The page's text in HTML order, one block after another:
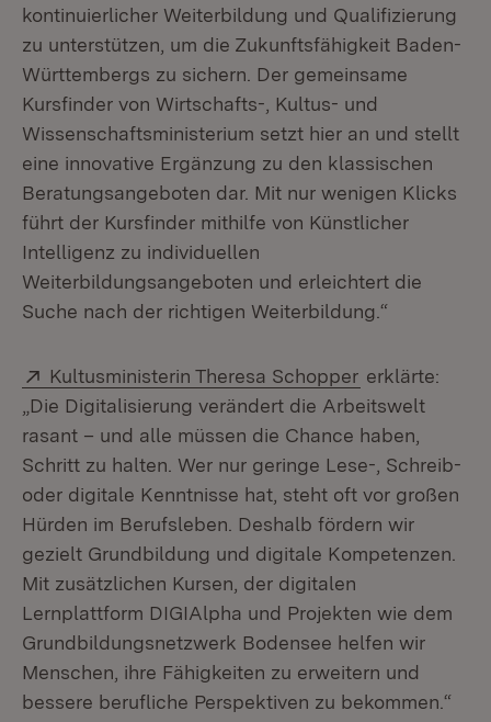
kontinuierlicher Weiterbildung und Qualifizierung
zu unterstützen, um die Zukunftsfähigkeit Baden-
Württembergs zu sichern. Der gemeinsame
Kursfinder von Wirtschafts-, Kultus- und
Wissenschaftsministerium setzt hier an und stellt
eine innovative Ergänzung zu den klassischen
Beratungsangeboten dar. Mit nur wenigen Klicks
führt der Kursfinder mithilfe von Künstlicher
Intelligenz zu individuellen
Weiterbildungsangeboten und erleichtert die
Suche nach der richtigen Weiterbildung.“
Extern:
Kultusministerin Theresa Schopper (Öffnet in
erklärte:
„Die Digitalisierung verändert die Arbeitswelt
rasant – und alle müssen die Chance haben,
Schritt zu halten. Wer nur geringe Lese-, Schreib-
oder digitale Kenntnisse hat, steht oft vor großen
Hürden im Berufsleben. Deshalb fördern wir
gezielt Grundbildung und digitale Kompetenzen.
Mit zusätzlichen Kursen, der digitalen
Lernplattform DIGIAlpha und Projekten wie dem
Grundbildungsnetzwerk Bodensee helfen wir
Menschen, ihre Fähigkeiten zu erweitern und
bessere berufliche Perspektiven zu bekommen.“